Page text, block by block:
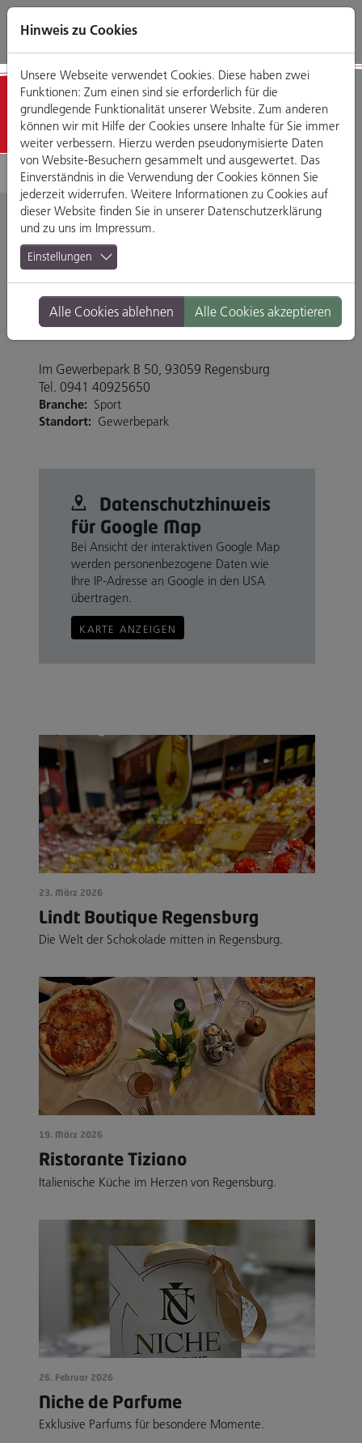
Direkt
zum
Zum
Hauptmenü
Zum
Footermenü
Zur
Website-
Geschäfte
Motorrad-Shop
Kuhnert - Triumph
Regensburg
Im Gewerbepark B 50, 93059 Regensburg
Tel. 0941 40925650
Branche: Sport
Standort: Gewerbepark
Datenschutz­hinweis
für Google Map
Bei Ansicht der interaktiven Google Map
werden personenbezogene Daten wie
Ihre IP-Adresse an Google in den USA
übertragen.
KARTE ANZEIGEN
23. März 2026
Lindt Boutique Regensburg
Die Welt der Schokolade mitten in Regensburg.
19. März 2026
Ristorante Tiziano
Italienische Küche im Herzen von Regensburg.
26. Februar 2026
Niche de Parfume
Exklusive Parfums für besondere Momente.
Hinweis zu Cookies
Unsere Webseite verwendet Cookies. Diese haben zwei
Funktionen: Zum einen sind sie erforderlich für die
grundlegende Funktionalität unserer Website. Zum anderen
können wir mit Hilfe der Cookies unsere Inhalte für Sie immer
weiter verbessern. Hierzu werden pseudonymisierte Daten
von Website-Besuchern gesammelt und ausgewertet. Das
Einverständnis in die Verwendung der Cookies können Sie
jederzeit widerrufen. Weitere Informationen zu Cookies auf
dieser Website finden Sie in unserer Datenschutzerklärung
und zu uns im Impressum.
Einstellungen
Alle Cookies ablehnen Alle Cookies akzeptieren